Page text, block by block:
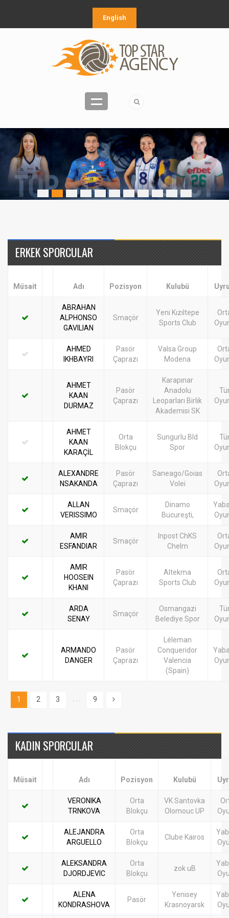
English
ERKEK SPORCULAR
Müsait Adı Pozisyon Kulubü
ABRAHAN
ALPHONSO
GAVILIAN
Smaçör
Yeni Kızıltepe
Sports Club
AHMED
IKHBAYRI
Pasör
Çaprazı
Valsa Group
Modena
AHMET
KAAN
DURMAZ
Pasör
Çaprazı
Karapınar
Anadolu
Leoparları Birlik
Akademisi SK
AHMET
KAAN
KARAÇİL
Orta
Blokçu
Sungurlu Bld
Spor
ALEXANDRE
NSAKANDA
Pasör
Çaprazı
Saneago/Goias
Volei
ALLAN
VERISSIMO
Smaçör
Dinamo
Bucureşti,
AMIR
ESFANDIAR
Smaçör
Inpost ChKS
Chelm
AMIR
HOOSEIN
KHANI
Pasör
Çaprazı
Altekma
Sports Club
ARDA
SENAY
Smaçör
Osmangazi
Belediye Spor
ARMANDO
DANGER
Pasör
Çaprazı
Léleman
Conqueridor
Valencia
(Spain)
1 2 3 9
KADIN SPORCULAR
Müsait Adı Pozisyon Kulubü
VERONIKA
TRNKOVA
Orta
Blokçu
VK Santovka
Olomouc UP
ALEJANDRA
ARGUELLO
Orta
Blokçu
Clube Kairos
ALEKSANDRA
DJORDJEVIC
Orta
Blokçu
zok uB
ALENA
KONDRASHOVA
Pasör
Yenisey
Krasnoyarsk